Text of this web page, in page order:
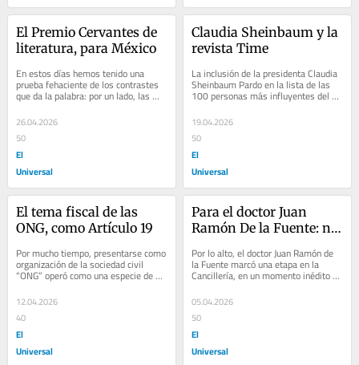
El Premio Cervantes de
literatura, para México
En estos días hemos tenido una
prueba fehaciente de los contrastes
que da la palabra: por un lado, las
tristes declaratorias de guerra y las...
26.04.2026
50
El
Universal
Claudia Sheinbaum y la
revista Time
La inclusión de la presidenta Claudia
Sheinbaum Pardo en la lista de las
100 personas más influyentes del
mundo, presentada recientemente
por la...
19.04.2026
50
El
Universal
El tema fiscal de las
ONG, como Artículo 19
Por mucho tiempo, presentarse como
organización de la sociedad civil
“ONG” operó como una especie de
título automático de legitimidad
para...
12.04.2026
40
El
Universal
Para el doctor Juan
Ramón De la Fuente: no
hasta pronto
Por lo alto, el doctor Juan Ramón de
la Fuente marcó una etapa en la
Cancillería, en un momento inédito en
la historia de la diplomacia mexicana
y...
05.04.2026
50
El
Universal